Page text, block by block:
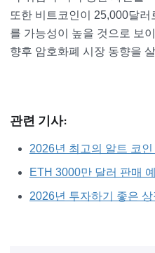
또한 비트코인이 25,000달
를 가능성이 높을 것으로 보
향후 암호화폐 시장 동향을
관련 기사:
2026년 최고의 알트 코인
ETH 3000만 달러 판매
2026년 투자하기 좋은